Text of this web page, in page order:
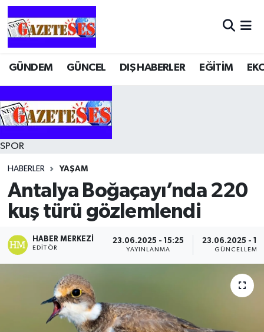
GÜNDEM GÜNCEL DIŞ HABERLER EĞİTİM
SPOR
HABERLER YAŞAM
Antalya Boğaçayı’nda 220
kuş türü gözlemlendi
HABER MERKEZI
EDITÖR
23.06.2025 - 15:25
YAYINLANMA
23.06.2025 -
GÜNCELLEME